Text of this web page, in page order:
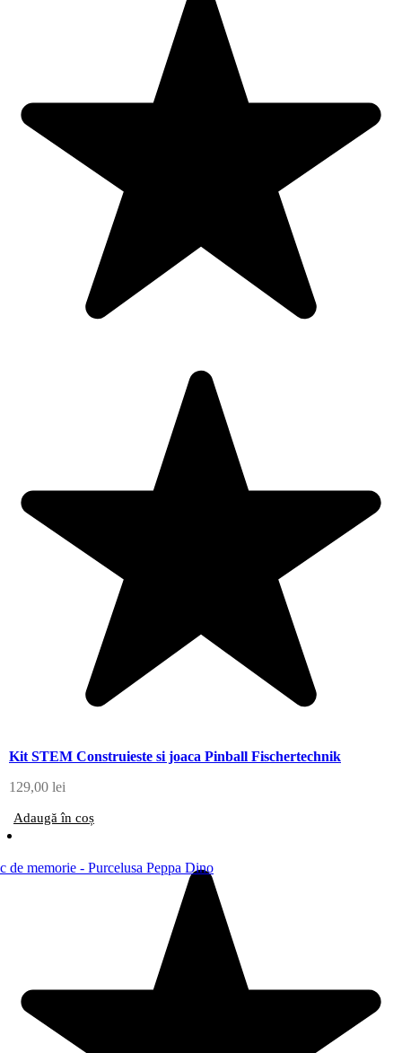
Kit STEM Construieste si joaca Pinball Fischertechnik
129,00 lei
Adaugă în coș